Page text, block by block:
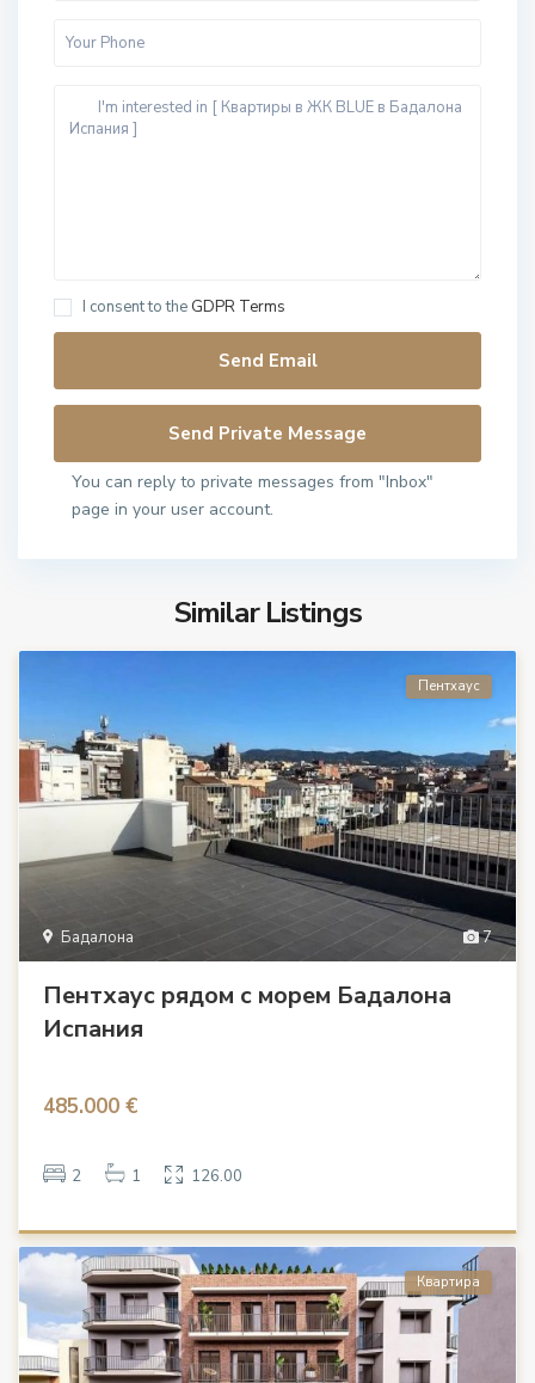
I consent to the GDPR Terms
You can reply to private messages from "Inbox"
page in your user account.
Similar Listings
7
Бадалона
Пентхаус
Пентхаус рядом с морем Бадалона
Испания
485.000 €
2 1 126.00
Квартира